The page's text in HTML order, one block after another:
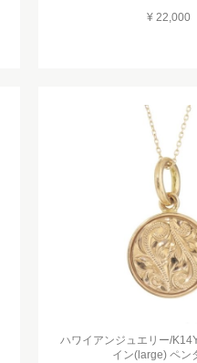
¥ 22,000
ハワイアンジュエリー/
イン(large) ペン